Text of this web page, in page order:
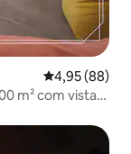
4,95 de uma
4,95 (88)
m² com vista